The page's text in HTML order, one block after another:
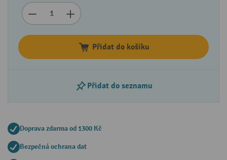
Přidat do košíku
Přidat do seznamu
Doprava zdarma od 1300 Kč
Bezpečná ochrana dat